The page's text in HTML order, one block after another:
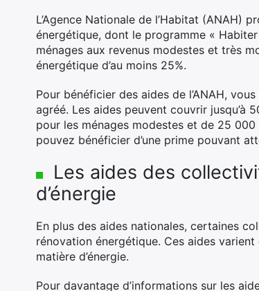
L’Agence Nationale de l’Habitat (ANAH)
énergétique, dont le programme «
ménages aux revenus modestes et très
énergétique d’au moins 25%.
Pour bénéficier des aides de l’ANAH,
agréé. Les aides peuvent couvrir jusqu’à
pour les ménages modestes et de 25
pouvez bénéficier d’une prime pouvant
Les aides des
d’énergie
En plus des aides nationales, certaines
rénovation énergétique. Ces aides
matière d’énergie.
Pour davantage d’informations sur les